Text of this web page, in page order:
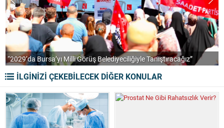
“2029’da Bursa’yı Milli Görüş Belediyeciliğiyle Tanıştıracağız”
İLGİNİZİ ÇEKEBİLECEK DİĞER KONULAR